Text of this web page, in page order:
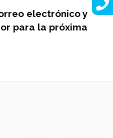
electrónico y
para la próxima